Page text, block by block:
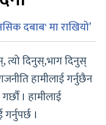
दबाब' मा राखियो’
त्यो दिनुस्,भाग दिनुस्
हामीलाई गर्नुछैन
। हामीलाई
।